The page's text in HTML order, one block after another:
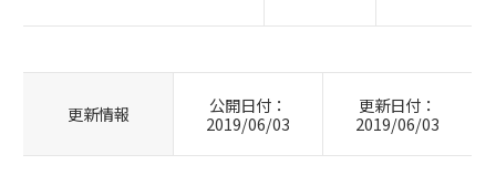
更新情報
公開日付：
2019/06/03
更新日付：
2019/06/03